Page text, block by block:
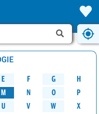
E F G H
M N O
P
U V W X